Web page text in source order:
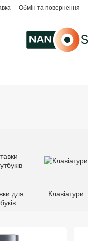
Обмін та повернення
для
Клавіатури